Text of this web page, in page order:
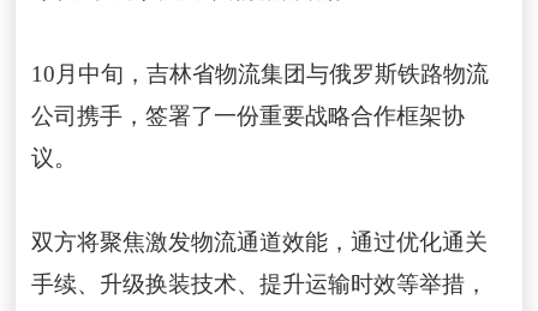
10月中旬，吉林省物流集团与俄罗斯铁路物流
公司携手，签署了一份重要战略合作框架协
议。
双方将聚焦激发物流通道效能，通过优化通关
手续、升级换装技术、提升运输时效等举措，